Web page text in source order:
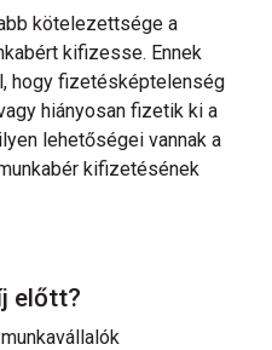
kötelezettsége a
kifizesse. Ennek
hogy fizetésképtelenség
hiányosan fizetik ki a
lehetőségei vannak a
kifizetésének
előtt?